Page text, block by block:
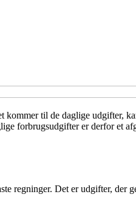
til de daglige udgifter,
forbrugsudgifter er derfor et
regninger. Det er udgifter, der